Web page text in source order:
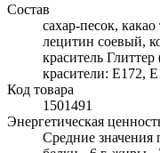
Состав
сахар-песок,
лецитин соевый,
краситель
красители: Е172,
Код товара
1501491
Энергетическая
Средние значения